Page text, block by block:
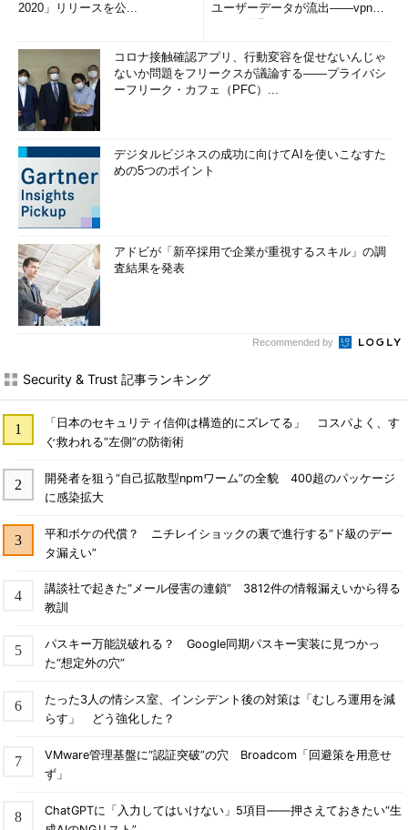
2020」リリースを公...
ユーザーデータが流出――vpnMe
コロナ接触確認アプリ、行動変容を促せないんじゃ
ないか問題をフリークスが議論する――プライバシ
ーフリーク・カフェ（PFC）...
デジタルビジネスの成功に向けてAIを使いこなすた
めの5つのポイント
アドビが「新卒採用で企業が重視するスキル」の調
査結果を発表
Recommended by
Security & Trust 記事ランキング
「日本のセキュリティ信仰は構造的にズレてる」 コスパよく、す
ぐ救われる“左側”の防衛術
開発者を狙う“自己拡散型npmワーム”の全貌 400超のパッケージ
に感染拡大
平和ボケの代償？ ニチレイショックの裏で進行する“ド級のデー
タ漏えい”
講談社で起きた“メール侵害の連鎖” 3812件の情報漏えいから得る
教訓
パスキー万能説破れる？ Google同期パスキー実装に見つかっ
た“想定外の穴”
たった3人の情シス室、インシデント後の対策は「むしろ運用を減
らす」 どう強化した？
VMware管理基盤に“認証突破”の穴 Broadcom「回避策を用意せ
ず」
ChatGPTに「入力してはいけない」5項目――押さえておきたい“生